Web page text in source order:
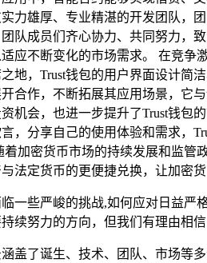
力雄厚、专业精湛的开发团队，
队成员们齐心协力、共同努力，
应不断变化的市场需求。 在竞争
地，Trust钱包的用户界面设计简
合作，不断拓展其应用场景，它
机会，也进一步提升了Trust钱包
，分享自己的使用体验和需求，
加密货币市场的持续发展和监管
法定货币的更便捷兑换，让加密
临一些严峻的挑战,如何应对日益
续努力的方向，但我们有理由相
涵盖了诞生、技术、团队、市场等